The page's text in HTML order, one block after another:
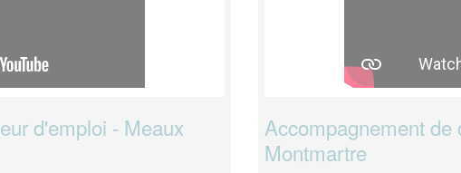
d'emploi - Meaux
Accompagnement
Montmartre